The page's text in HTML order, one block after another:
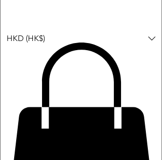
HKD (HK$)